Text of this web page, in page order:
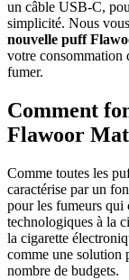
un câble USB-C,
simplicité. Nous
nouvelle puff
votre consommation
fumer.
Comment
Flawoor
Comme toutes les
caractérise par un
pour les fumeurs qui
technologiques à la
la cigarette
comme une solution
nombre de budgets.